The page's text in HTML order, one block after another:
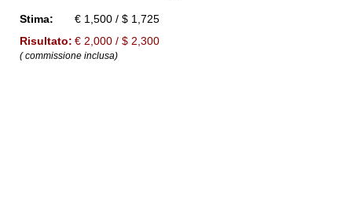
Stima:
€ 1,500 / $ 1,725
Risultato: € 2,000 / $ 2,300
( commissione inclusa)